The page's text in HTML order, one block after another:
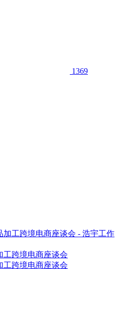
1369
工跨境电商座谈会
工跨境电商座谈会